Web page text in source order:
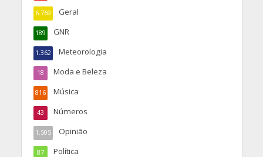
Geral
6.769
GNR
189
Meteorologia
1.362
Moda e Beleza
18
Música
816
Números
43
Opinião
1.505
Política
87